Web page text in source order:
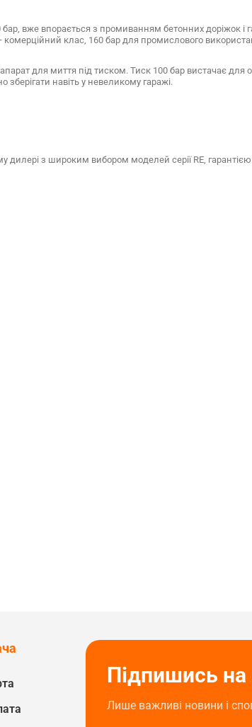
вже впорається з промиванням бетонних доріжок і
комерційний клас, 160 бар для промислового
для миття під тиском. Тиск 100 бар вистачає для
зберігати навіть у невеликому гаражі.
дилері з широким вибором моделей серії RE,
Підпишись
Лише важливі новини і